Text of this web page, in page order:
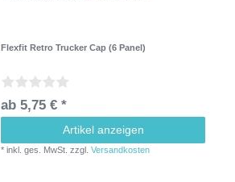
Flexfit Retro Trucker Cap (6 Panel)
ab 5,75 € *
Artikel anzeigen
*inkl. ges. MwSt. zzgl.Versandkosten